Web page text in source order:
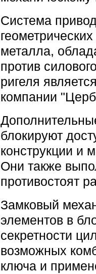
Система
металла,
против
ригеля
компании
блокируют
конструкции и
Они также
противостоят
Замковый
элементов в
секретности
возможных
ключа и